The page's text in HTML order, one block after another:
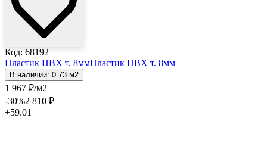
Код: 68192
Пластик ПВХ т. 8ммПластик ПВХ т. 8мм
В наличии: 0.73 м2
1 967 ₽/м2
-30%2 810 ₽
+59.01